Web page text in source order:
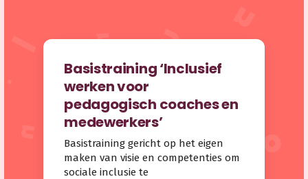
Basistraining ‘Inclusief
werken voor
pedagogisch coaches en
medewerkers’
Basistraining gericht op het eigen
maken van visie en competenties om
sociale inclusie te